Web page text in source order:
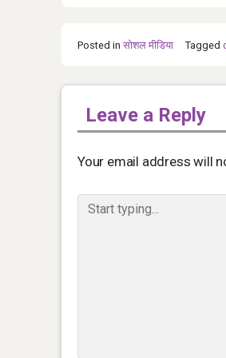
Posted in सोशल मीडिया Tagged
Leave a Reply
Your email address will